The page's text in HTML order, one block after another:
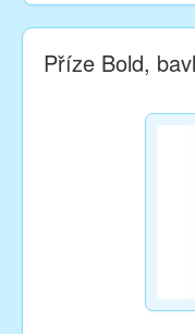
Příze Bold,